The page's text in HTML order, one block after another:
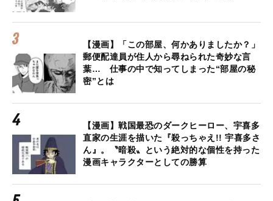
【漫画】「この部屋、何かありましたか？」
郵便配達員が住人から尋ねられた奇妙な言
葉… 仕事の中で知ってしまった“部屋の秘
密”とは
【漫画】戦国最恐のダークヒーロー、宇喜多
直家の生涯を描いた『殺っちゃえ!! 宇喜多さ
ん』。〝暗殺〟という絶対的な個性を持った
漫画キャラクターとしての勝算